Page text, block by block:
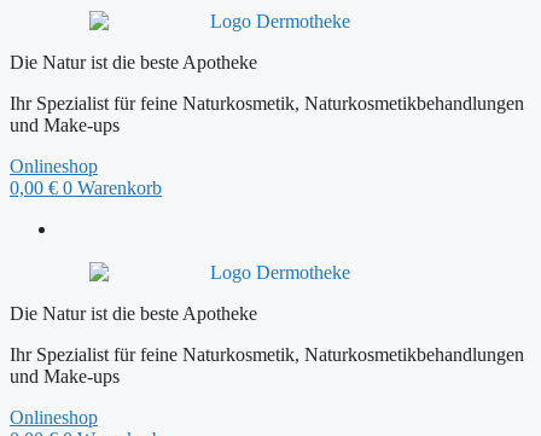
springen
Die Natur ist die beste Apotheke
Ihr Spezialist für feine Naturkosmetik, Naturkosmetikbehandlungen
und Make-ups
Onlineshop
0,00 € 0 Warenkorb
Die Natur ist die beste Apotheke
Ihr Spezialist für feine Naturkosmetik, Naturkosmetikbehandlungen
und Make-ups
Onlineshop